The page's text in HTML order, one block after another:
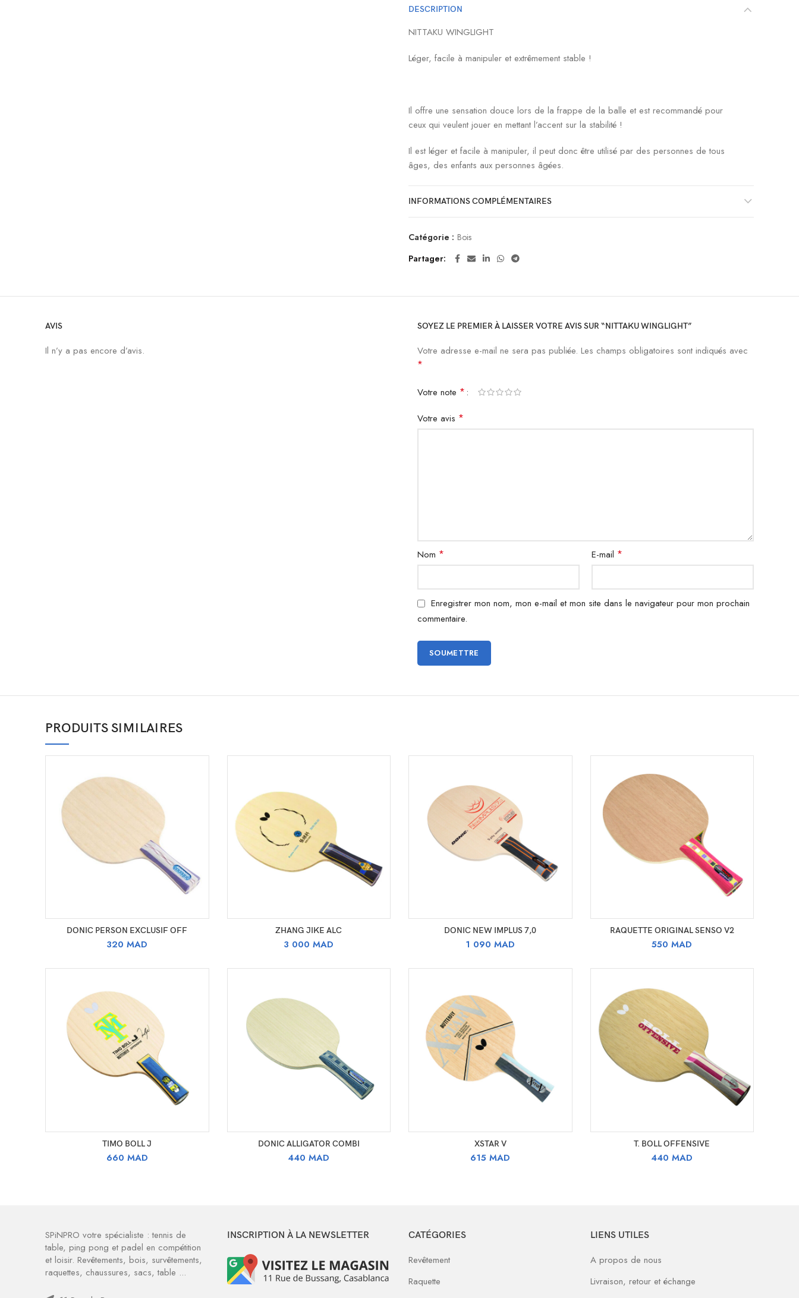
DESCRIPTION
NITTAKU WINGLIGHT
Léger, facile à manipuler et extrêmement stable !
Il offre une sensation douce lors de la frappe de la balle et est recommandé pour
ceux qui veulent jouer en mettant l’accent sur la stabilité !
Il est léger et facile à manipuler, il peut donc être utilisé par des personnes de tous
âges, des enfants aux personnes âgées.
INFORMATIONS COMPLÉMENTAIRES
Catégorie : Bois
Partager
AVIS
Il n’y a pas encore d’avis.
SOYEZ LE PREMIER À LAISSER VOTRE AVIS SUR “NITTAKU WINGLIGHT”
Votre adresse e-mail ne sera pas publiée. Les champs obligatoires sont indiqués avec
*
Votre note *
Votre avis *
Nom * E-mail *
Enregistrer mon nom, mon e-mail et mon site dans le navigateur pour mon prochain
commentaire.
PRODUITS SIMILAIRES
SELECT OPTIONS
DONIC PERSON EXCLUSIF OFF
320MAD
SELECT OPTIONS
ZHANG JIKE ALC
3 000MAD
SELECT OPTIONS
DONIC NEW IMPLUS 7,0
1 090MAD
SELECT OPTIONS
RAQUETTE ORIGINAL SENSO V2
550MAD
SELECT OPTIONS
TIMO BOLL J
660 MAD
SELECT OPTIONS
DONIC ALLIGATOR COMBI
440MAD
SELECT OPTIONS
XSTAR V
615MAD
SELECT OPTIONS
T. BOLL OFFENSIVE
440MAD
SPiNPRO votre spécialiste : tennis de
table, ping pong et padel en compétition
et loisir. Revêtements, bois, survêtements,
raquettes, chaussures, sacs, table ...
INSCRIPTION À LA NEWSLETTER CATÉGORIES
Revêtement
Raquette
LIENS UTILES
A propos de nous
Livraison, retour et échange